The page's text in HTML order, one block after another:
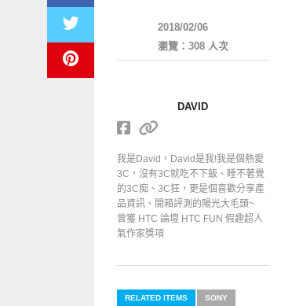
2018/02/06
瀏覽：308 人次
DAVID
我是David，David是我!我是個熱愛
3C，沒有3C就吃不下飯、睡不著覺
的3C痴、3C狂，更是個喜歡分享產
品資訊、開箱評測的陽光大毛頭~
曾獲 HTC 論壇 HTC FUN 假趣超人
氣作家獎項
RELATED ITEMS SONY